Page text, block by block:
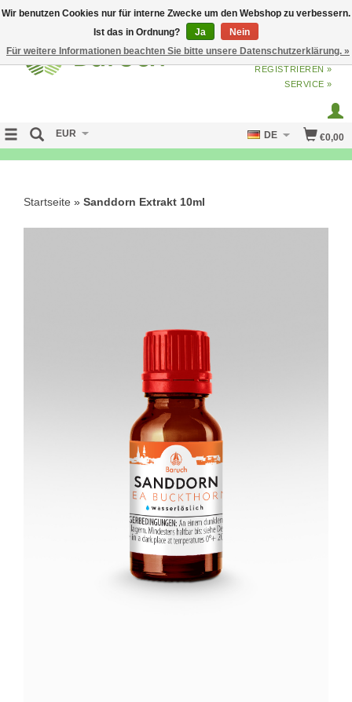
ANMELDENODERJETZT
REGISTRIEREN »
SERVICE »
€0,00
EUR DE
Startseite » Sanddorn Extrakt 10ml
Wir benutzen Cookies nur für interne Zwecke um den Webshop zu verbessern.
Ist das in Ordnung?
Ja
Nein
Für weitere Informationen beachten Sie bitte unsere Datenschutzerklärung. »